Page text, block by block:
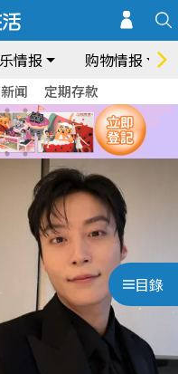
情报 购物情报
闻 定期存款
目錄